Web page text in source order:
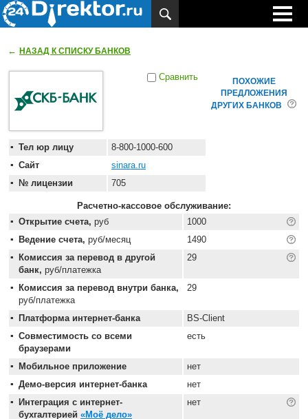
← НАЗАД К СПИСКУ БАНКОВ
Сравнить
Тел юр лицу
8-800-1000-600
Сайт
sinara.ru
№ лицензии
705
Расчетно-кассовое обслуживание:
Открытие счета, руб
1000
Ведение счета, руб/месяц
1490
Комиссия за перевод в другой
банк, руб/платежка
29
Комиссия за перевод внутри банка,
руб/платежка
29
Платформа интернет-банка
BS-Client
Совместимость со всеми
браузерами
есть
Мобильное приложение
нет
Демо-версия интернет-банка
нет
Интеграция с интернет-
бухгалтерией «Моё дело»
нет
ПОХОЖИЕ
ПРЕДЛОЖЕНИЯ
ДРУГИХ БАНКОВ